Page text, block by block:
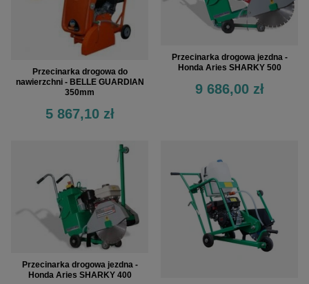
Przecinarka drogowa do
nawierzchni - BELLE GUARDIAN
350mm
5 867,10 zł
Przecinarka drogowa jezdna -
Honda Aries SHARKY 500
9 686,00 zł
Przecinarka drogowa jezdna -
Honda Aries SHARKY 400